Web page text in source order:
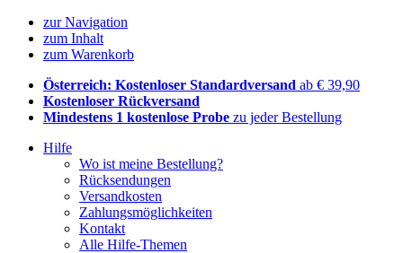
zur Navigation
zum Inhalt
zum Warenkorb
Österreich: Kostenloser Standardversand ab € 39,90
Kostenloser Rückversand
Mindestens 1 kostenlose Probe zu jeder Bestellung
Hilfe
Wo ist meine Bestellung?
Rücksendungen
Versandkosten
Zahlungsmöglichkeiten
Kontakt
Alle Hilfe-Themen